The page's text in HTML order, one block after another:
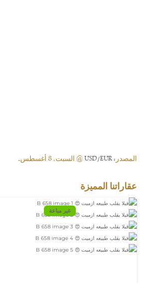
المصدر:USD/EUR@ السبت, 8 أغسطس.
عقاراتنا المميزة
غير مباعة